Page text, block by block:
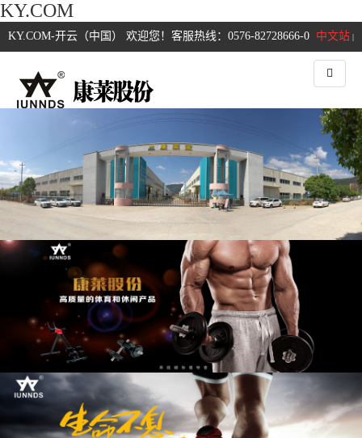
KY.COM
中文站 |
KY.COM-开云（中国） 欢迎您！客服热线：0576-82728666-0